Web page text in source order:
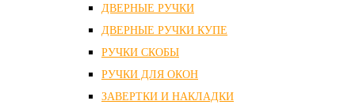
ДВЕРНЫЕ РУЧКИ
ДВЕРНЫЕ РУЧКИ КУПЕ
РУЧКИ СКОБЫ
РУЧКИ ДЛЯ ОКОН
ЗАВЕРТКИ И НАКЛАДКИ